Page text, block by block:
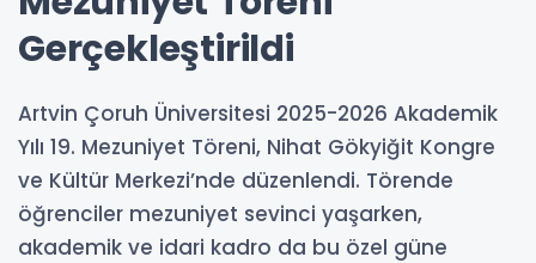
Gerçekleştirildi
Artvin Çoruh Üniversitesi 2025-2026 Akademik
Yılı 19. Mezuniyet Töreni, Nihat Gökyiğit Kongre
ve Kültür Merkezi’nde düzenlendi. Törende
öğrenciler mezuniyet sevinci yaşarken,
akademik ve idari kadro da bu özel güne